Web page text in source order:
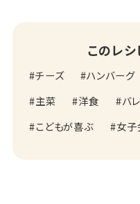
このレ
チーズ ハンバーグ
主菜
洋食 バ
こどもが喜ぶ
女子